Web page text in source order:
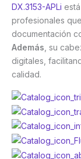
DX.3153-APLi
profesionales
documentación
Además , su
digitales,
calidad.